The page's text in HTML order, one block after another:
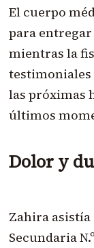
El cuerpo
para
mientras la
testimoniales
las próximas
últimos
Dolor y
Zahira asistía
Secundaria